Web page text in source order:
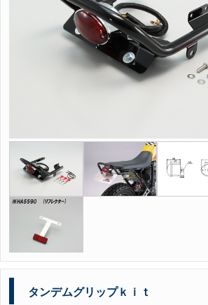
タンデムグリップｋｉｔ